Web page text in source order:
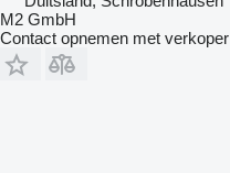
M2 GmbH
Contact opnemen met verkoper